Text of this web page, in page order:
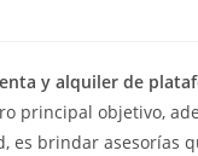
y alquiler de
principal objetivo,
es brindar asesorías